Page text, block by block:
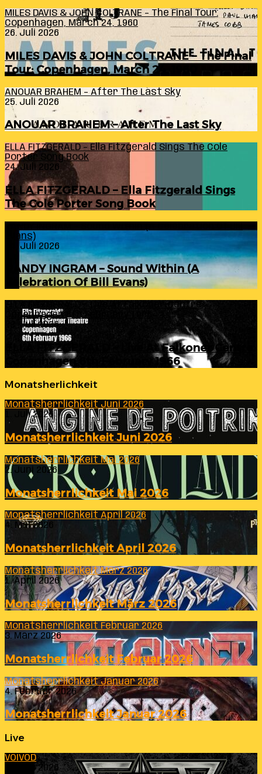
MILES DAVIS & JOHN COLTRANE – The Final Tour:
Copenhagen, March 24, 1960
26. Juli 2026
MILES DAVIS & JOHN COLTRANE – The Final
Tour: Copenhagen, March 24, 1960
ANOUAR BRAHEM – After The Last Sky
25. Juli 2026
ANOUAR BRAHEM – After The Last Sky
ELLA FITZGERALD – Ella Fitzgerald Sings The Cole
Porter Song Book
24. Juli 2026
ELLA FITZGERALD – Ella Fitzgerald Sings
The Cole Porter Song Book
Evans)
24. Juli 2026
RANDY INGRAM – Sound Within (A
Celebration Of Bill Evans)
ELLA FITZGERALD – Live At Falkoner Centre
Copenhagen 6th February 1966
23. Juli 2026
ELLA FITZGERALD – Live At Falkoner Centre
Copenhagen 6th February 1966
Monatsherlichkeit
Monatsherrlichkeit Juni 2026
1. Juli 2026
Monatsherrlichkeit Juni 2026
Monatsherrlichkeit Mai 2026
2. Juni 2026
Monatsherrlichkeit Mai 2026
Monatsherrlichkeit April 2026
4. Mai 2026
Monatsherrlichkeit April 2026
Monatsherrlichkeit März 2026
1. April 2026
Monatsherrlichkeit März 2026
Monatsherrlichkeit Februar 2026
3. März 2026
Monatsherrlichkeit Februar 2026
Monatsherrlichkeit Januar 2026
4. Februar 2026
Monatsherrlichkeit Januar 2026
Live
VOIVOD
23. Juli 2026